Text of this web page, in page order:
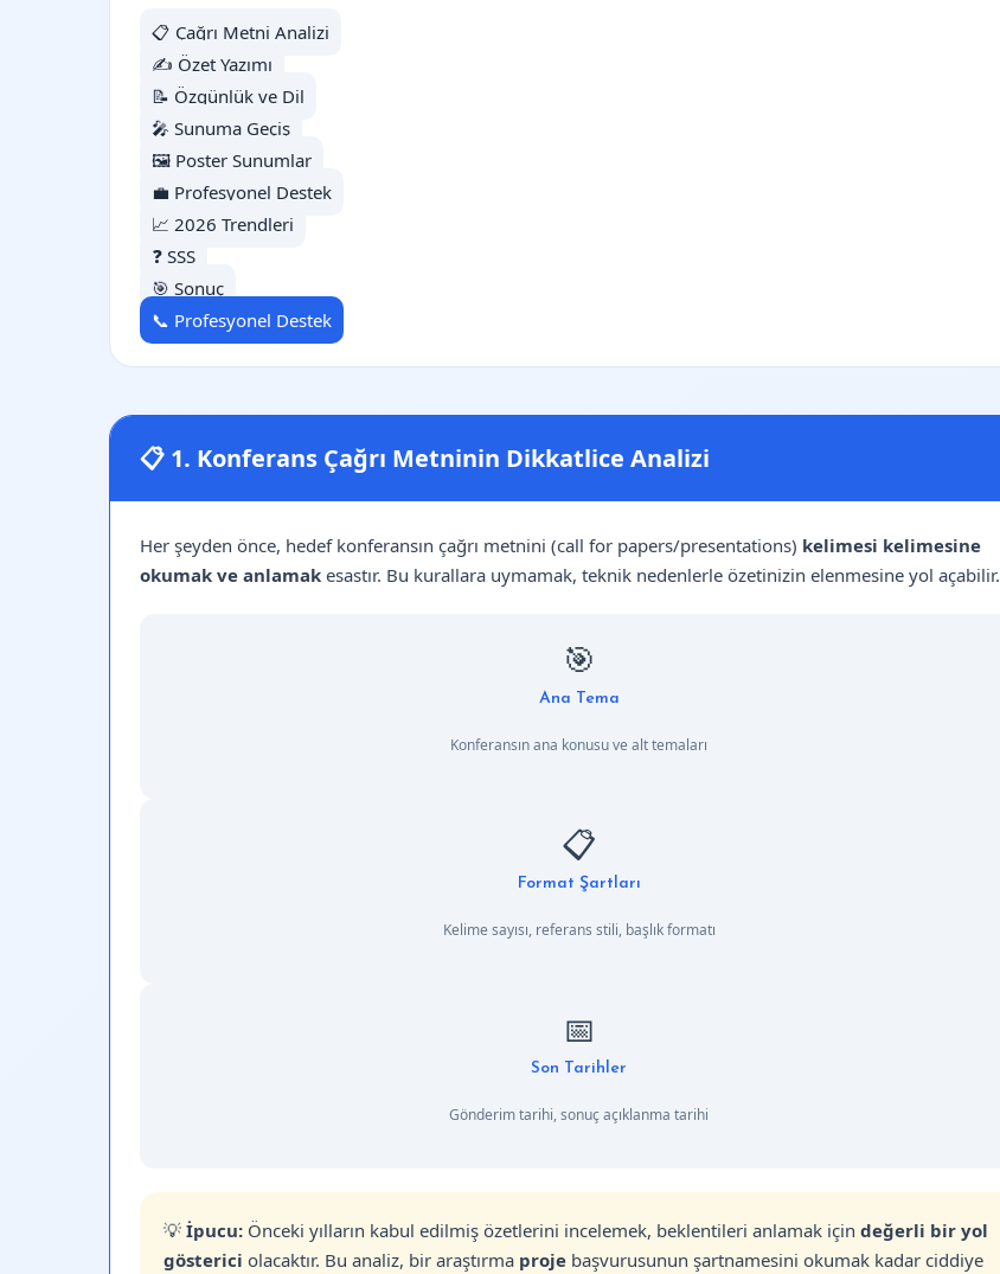
📋 Çağrı Metni Analizi
✍️ Özet Yazımı
📝 Özgünlük ve Dil
🎤 Sunuma Geçiş
🖼️ Poster Sunumlar
💼 Profesyonel Destek
📈 2026 Trendleri
❓ SSS
🎯 Sonuç
📞 Profesyonel Destek
📋 1. Konferans Çağrı Metninin Dikkatlice Analizi
Her şeyden önce, hedef konferansın çağrı metnini (call for papers/presentations) kelimesi kelimesine
okumak ve anlamak esastır. Bu kurallara uymamak, teknik nedenlerle özetinizin elenmesine yol açabilir.
🎯
Ana Tema
Konferansın ana konusu ve alt temaları
📋
Format Şartları
Kelime sayısı, referans stili, başlık formatı
📅
Son Tarihler
Gönderim tarihi, sonuç açıklanma tarihi
💡 İpucu: Önceki yılların kabul edilmiş özetlerini incelemek, beklentileri anlamak için değerli bir yol
gösterici olacaktır. Bu analiz, bir araştırma proje başvurusunun şartnamesini okumak kadar ciddiye